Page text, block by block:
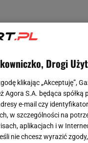
Drogi
klikając „Akceptuję”,
Agora S.A. będąca
e-mail czy
w szczególności na
aplikacjach i w
nie chcesz wyrazić